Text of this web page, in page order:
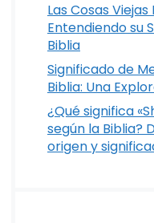
Las Cosas Viejas
Entendiendo su
Biblia
Significado de
Biblia: Una
¿Qué significa
según la Biblia?
origen y